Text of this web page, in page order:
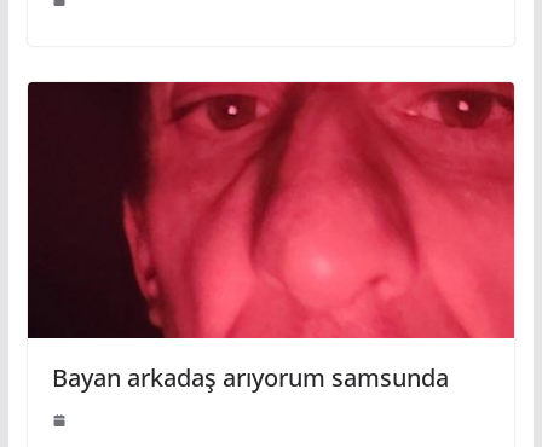
Bayan arkadaş arıyorum samsunda